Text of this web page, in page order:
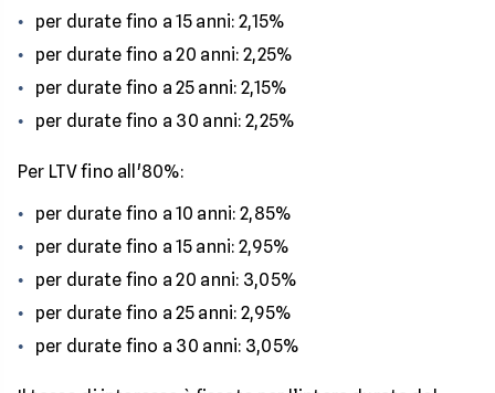
per durate fino a 15 anni: 2,15%
per durate fino a 20 anni: 2,25%
per durate fino a 25 anni: 2,15%
per durate fino a 30 anni: 2,25%
Per LTV fino all'80%:
per durate fino a 10 anni: 2,85%
per durate fino a 15 anni: 2,95%
per durate fino a 20 anni: 3,05%
per durate fino a 25 anni: 2,95%
per durate fino a 30 anni: 3,05%